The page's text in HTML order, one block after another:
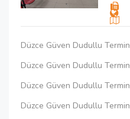
Düzce Güven Dudullu
Düzce Güven Dudullu
Düzce Güven Dudullu
Düzce Güven Dudullu